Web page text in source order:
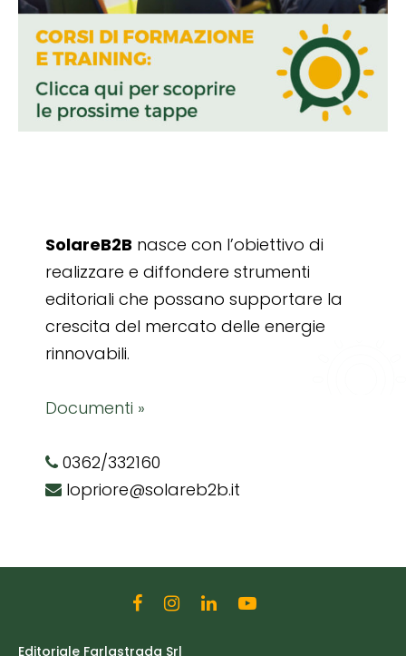
SolareB2B nasce con l’obiettivo di
realizzare e diffondere strumenti
editoriali che possano supportare la
crescita del mercato delle energie
rinnovabili.
Documenti »
0362/332160
lopriore@solareb2b.it
Editoriale Farlastrada Srl